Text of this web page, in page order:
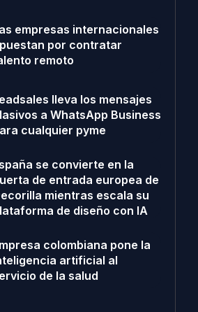
empresas internacionales
por contratar
remoto
lleva los mensajes
a WhatsApp Business
cualquier pyme
se convierte en la
de entrada europea de
mientras escala su
de diseño con IA
colombiana pone la
artificial al
de la salud